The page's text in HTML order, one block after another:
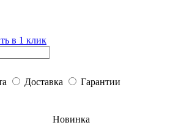
в 1 клик
Доставка
Гарантии
Новинка